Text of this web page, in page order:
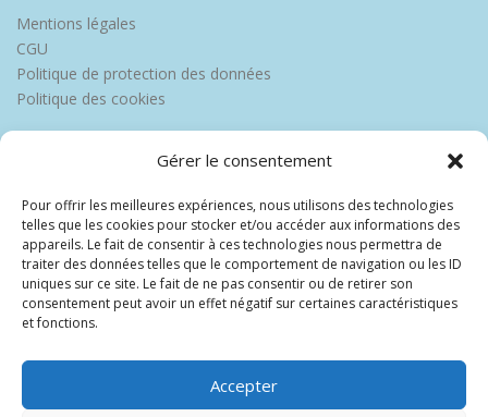
Gérer le consentement
Pour offrir les meilleures expériences, nous utilisons des technologies
telles que les cookies pour stocker et/ou accéder aux informations des
appareils. Le fait de consentir à ces technologies nous permettra de
traiter des données telles que le comportement de navigation ou les ID
uniques sur ce site. Le fait de ne pas consentir ou de retirer son
consentement peut avoir un effet négatif sur certaines caractéristiques
et fonctions.
Accepter
Mentions légales
CGU
Politique de protection des données
Politique des cookies